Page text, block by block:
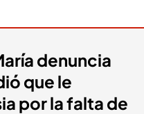
denuncia
que le
por la falta de